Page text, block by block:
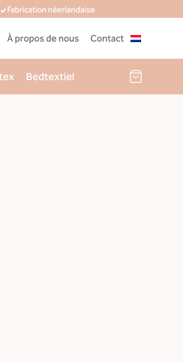
Fabrication néerlandaise
À propos de nous Contact
Bedtextiel